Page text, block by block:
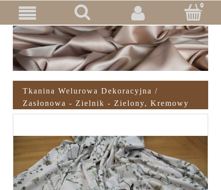
Tkanina Welurowa Dekoracyjna /
Zasłonowa - Zielnik - Zielony, Kremowy